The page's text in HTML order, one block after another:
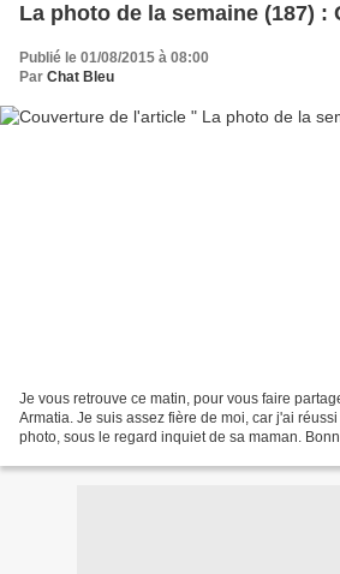
La photo de la semaine (187) :
Publié le 01/08/2015 à 08:00
Par Chat Bleu
Je vous retrouve ce matin, pour vous faire
Armatia. Je suis assez fière de moi, car j'ai
photo, sous le regard inquiet de sa maman.